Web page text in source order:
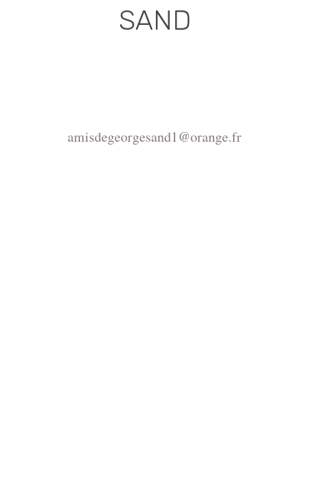
SAND
amisdegeorgesand1@orange.fr